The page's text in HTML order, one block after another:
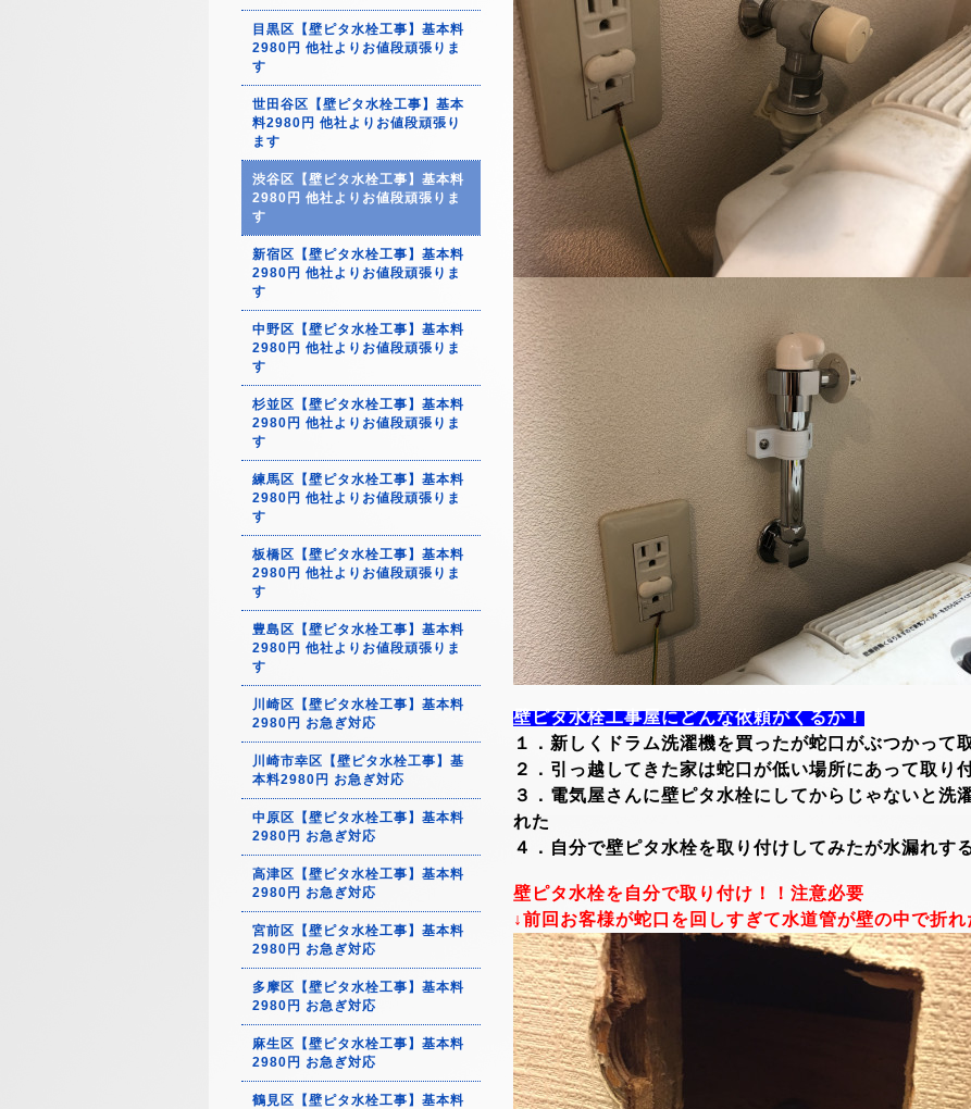
壁ピタ水栓工事屋にどんな依頼がくるか！
１．新しくドラム洗濯機を買ったが蛇口がぶつかって
２．引っ越してきた家は蛇口が低い場所にあって取り
３．電気屋さんに壁ピタ水栓にしてからじゃないと洗
れた
４．自分で壁ピタ水栓を取り付けしてみたが水漏れす
壁ピタ水栓を自分で取り付け！！注意必要
↓前回お客様が蛇口を回しすぎて水道管が壁の中で折
目黒区【壁ピタ水栓工事】基本料
2980円 他社よりお値段頑張りま
す
世田谷区【壁ピタ水栓工事】基本
料2980円 他社よりお値段頑張り
ます
渋谷区【壁ピタ水栓工事】基本料
2980円 他社よりお値段頑張りま
す
新宿区【壁ピタ水栓工事】基本料
2980円 他社よりお値段頑張りま
す
中野区【壁ピタ水栓工事】基本料
2980円 他社よりお値段頑張りま
す
杉並区【壁ピタ水栓工事】基本料
2980円 他社よりお値段頑張りま
す
練馬区【壁ピタ水栓工事】基本料
2980円 他社よりお値段頑張りま
す
板橋区【壁ピタ水栓工事】基本料
2980円 他社よりお値段頑張りま
す
豊島区【壁ピタ水栓工事】基本料
2980円 他社よりお値段頑張りま
す
川崎区【壁ピタ水栓工事】基本料
2980円 お急ぎ対応
川崎市幸区【壁ピタ水栓工事】基
本料2980円 お急ぎ対応
中原区【壁ピタ水栓工事】基本料
2980円 お急ぎ対応
高津区【壁ピタ水栓工事】基本料
2980円 お急ぎ対応
宮前区【壁ピタ水栓工事】基本料
2980円 お急ぎ対応
多摩区【壁ピタ水栓工事】基本料
2980円 お急ぎ対応
麻生区【壁ピタ水栓工事】基本料
2980円 お急ぎ対応
鶴見区【壁ピタ水栓工事】基本料